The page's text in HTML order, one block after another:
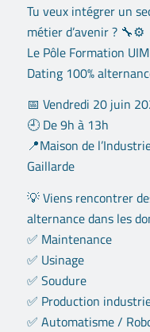
Tu veux intégrer un
métier d’avenir ? 🔧⚙️
Le Pôle Formation
Dating 100%
📅 Vendredi 20 juin
🕘 De 9h à 13h
📍Maison de
Gaillarde
💡 Viens rencontrer
alternance dans les
✅ Maintenance
✅ Usinage
✅ Soudure
✅ Production
✅ Automatisme /